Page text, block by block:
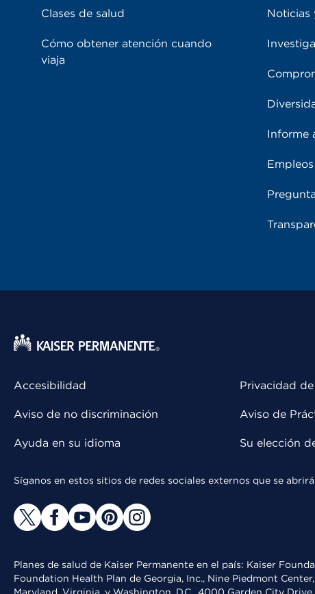
Clases de salud
Cómo obtener atención cuando
viaja
Noticias
Informe
Empleos
Accesibilidad
Aviso de no discriminación
Ayuda en su idioma
Privacidad
Aviso de
Su elección
Síganos en estos sitios de redes sociales externos que se
Planes de salud de Kaiser Permanente en el país: Kaiser
Foundation Health Plan de Georgia, Inc., Nine Piedmont